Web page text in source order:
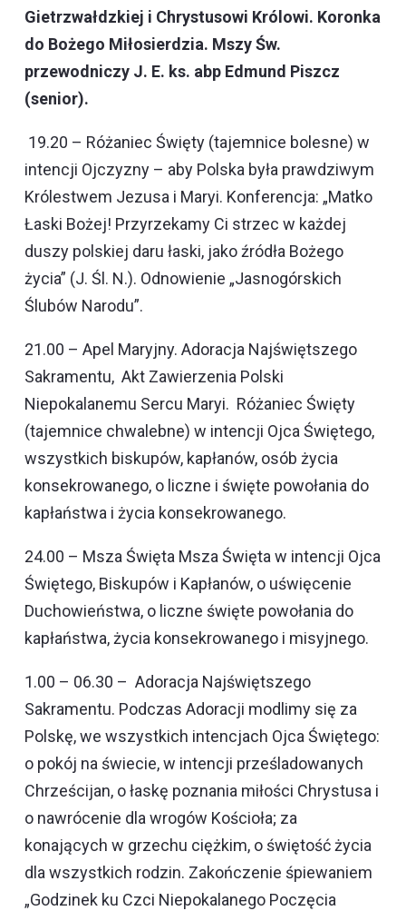
Gietrzwałdzkiej i Chrystusowi Królowi. Koronka
do Bożego Miłosierdzia. Mszy Św.
przewodniczy J. E. ks. abp Edmund Piszcz
(senior).
19.20 – Różaniec Święty (tajemnice bolesne) w
intencji Ojczyzny – aby Polska była prawdziwym
Królestwem Jezusa i Maryi. Konferencja: „Matko
Łaski Bożej! Przyrzekamy Ci strzec w każdej
duszy polskiej daru łaski, jako źródła Bożego
życia” (J. Śl. N.). Odnowienie „Jasnogórskich
Ślubów Narodu”.
21.00 – Apel Maryjny. Adoracja Najświętszego
Sakramentu, Akt Zawierzenia Polski
Niepokalanemu Sercu Maryi. Różaniec Święty
(tajemnice chwalebne) w intencji Ojca Świętego,
wszystkich biskupów, kapłanów, osób życia
konsekrowanego, o liczne i święte powołania do
kapłaństwa i życia konsekrowanego.
24.00 – Msza Święta Msza Święta w intencji Ojca
Świętego, Biskupów i Kapłanów, o uświęcenie
Duchowieństwa, o liczne święte powołania do
kapłaństwa, życia konsekrowanego i misyjnego.
1.00 – 06.30 – Adoracja Najświętszego
Sakramentu. Podczas Adoracji modlimy się za
Polskę, we wszystkich intencjach Ojca Świętego:
o pokój na świecie, w intencji prześladowanych
Chrześcijan, o łaskę poznania miłości Chrystusa i
o nawrócenie dla wrogów Kościoła; za
konających w grzechu ciężkim, o świętość życia
dla wszystkich rodzin. Zakończenie śpiewaniem
„Godzinek ku Czci Niepokalanego Poczęcia